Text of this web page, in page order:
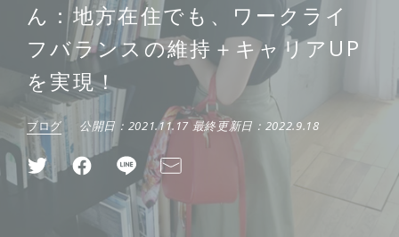
ん：地方在住でも、ワークライ
フバランスの維持＋キャリアUP
を実現！
ブログ 公開日： 2021.11.17 最終更新日： 2022.9.18